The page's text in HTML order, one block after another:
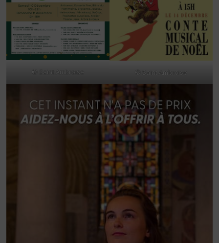
© Saint Ambroise © Saint Ambroise